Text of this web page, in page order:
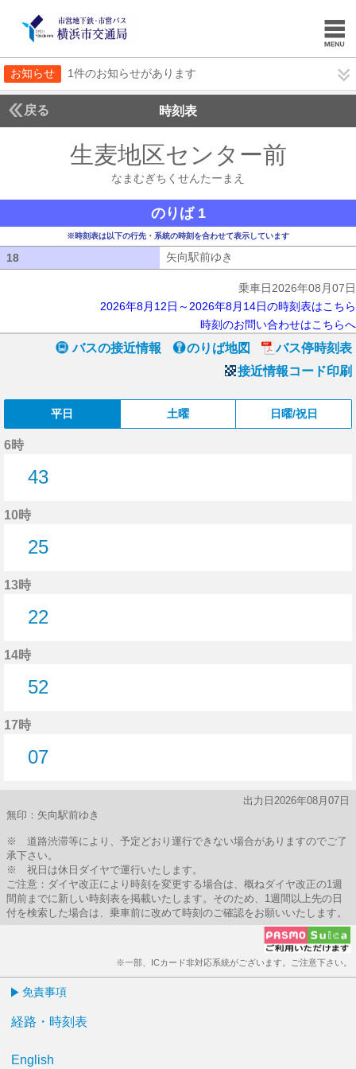
お知らせ 1件のお知らせがあります
戻る 時刻表
生麦地区センター前
なまむぎちくせんたーまえ
のりば 1
※時刻表は以下の行先・系統の時刻を合わせて表示しています
18 矢向駅前ゆき
乗車日2026年08月07日
2026年8月12日～2026年8月14日の時刻表はこちら
時刻のお問い合わせはこちらへ
バスの接近情報 のりば地図
バス停時刻表
接近情報コード印刷
平日 土曜 日曜/祝日
6時
43
10時
25
13時
22
14時
52
17時
07
出力日2026年08月07日
無印：矢向駅前ゆき
※ 道路渋滞等により、予定どおり運行できない場合がありますのでご了
承下さい。
※ 祝日は休日ダイヤで運行いたします。
ご注意：ダイヤ改正により時刻を変更する場合は、概ねダイヤ改正の1週
間前までに新しい時刻表を掲載いたします。そのため、1週間以上先の日
付を検索した場合は、乗車前に改めて時刻のご確認をお願いいたします。
※一部、ICカード非対応系統がございます。ご注意下さい。
免責事項
経路・時刻表
English